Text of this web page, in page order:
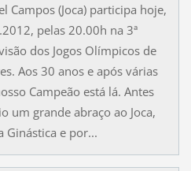
Campos (Joca) participa hoje,
pelas 20.00h na 3ª
dos Jogos Olímpicos de
Aos 30 anos e após várias
Campeão está lá. Antes
um grande abraço ao Joca,
Ginástica e por...